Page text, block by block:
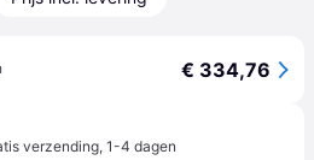
€ 334,76
verzending, 1-4 dagen